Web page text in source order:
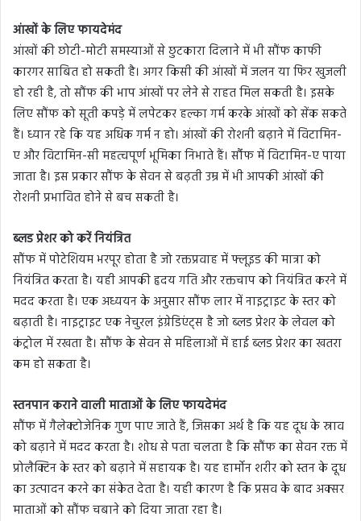
आंखों के लिए फायदेमंद
आंखों की छोटी-मोटी समस्याओं से छुटकारा दिलाने में भी सौंफ काफी
कारगर साबित हो सकती है। अगर किसी की आंखों में जलन या फिर खुजली
हो रही है, तो सौंफ की भाप आंखों पर लेने से राहत मिल सकती है। इसके
लिए सौंफ को सूती कपड़े में लपेटकर हल्का गर्म करके आंखों को सेंक सकते
हैं। ध्यान रहे कि यह अधिक गर्म न हो। आंखों की रोशनी बढ़ाने में विटामिन-
ए और विटामिन-सी महत्वपूर्ण भूमिका निभाते हैं। सौंंफ में विटामिन-ए पाया
जाता है। इस प्रकार सौंफ के सेवन से बढ़ती उम्र में भी आपकी आंखों की
रोशनी प्रभावित होने से बच सकती है।
ब्लड प्रेशर को करें नियंत्रित
सौंफ में पोटेशियम भरपूर होता है जो रक्तप्रवाह में फ्लूइड की मात्रा को
नियंत्रित करता है। यही आपकी हृदय गति और रक्तचाप को नियंत्रित करने में
मदद करता है। एक अध्ययन के अनुसार सौंफ लार में नाइट्राइट के स्तर को
बढ़ाती है। नाइट्राइट एक नेचुरल इंग्रेडिएंट्स है जो ब्लड प्रेशर के लेवल को
कंट्रोल में रखता है। सौंफ के सेवन से महिलाओं में हाई ब्लड प्रेशर का खतरा
कम हो सकता है।
स्तनपान कराने वाली माताओं के लिए फायदेमंद
सौंफ में गैलेक्टोजेनिक गुण पाए जाते हैं, जिसका अर्थ है कि यह दूध के स्राव
को बढ़ाने में मदद करता है। शोध से पता चलता है कि सौंफ का सेवन रक्त में
प्रोलैक्टिन के स्तर को बढ़ाने में सहायक है। यह हार्मोन शरीर को स्तन के दूध
का उत्पादन करने का संकेत देता है। यही कारण है कि प्रसव के बाद अक्सर
माताओं को सौंफ चबाने को दिया जाता रहा है।